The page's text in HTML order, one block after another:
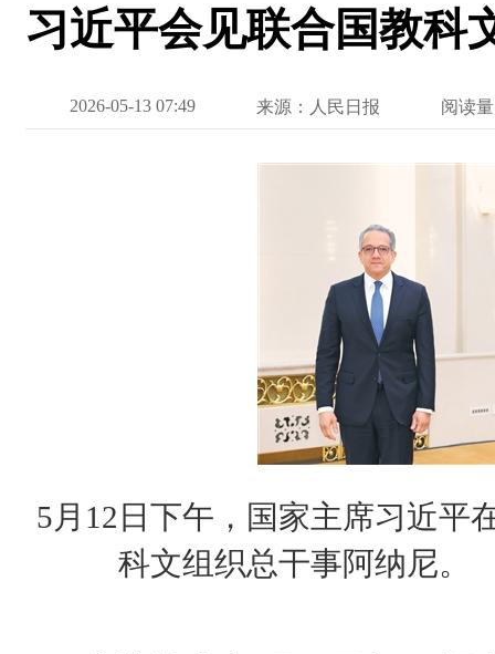
习近平会见联合国教科
2026-05-13 07:49 来源：人民日报 阅读
5月12日下午，国家主席习近平
科文组织总干事阿纳尼